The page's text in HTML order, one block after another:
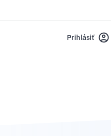
Prihlásiť